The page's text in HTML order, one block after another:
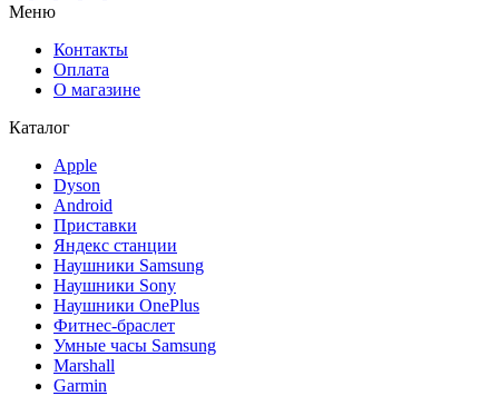
Меню
Контакты
Оплата
О магазине
Каталог
Apple
Dyson
Android
Приставки
Яндекс станции
Наушники Samsung
Наушники Sony
Наушники OnePlus
Фитнес-браслет
Умные часы Samsung
Marshall
Garmin